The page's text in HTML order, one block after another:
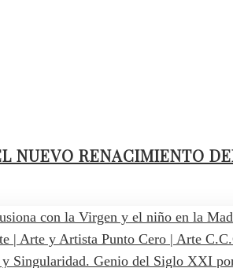
NUEVO RENACIMIENTO